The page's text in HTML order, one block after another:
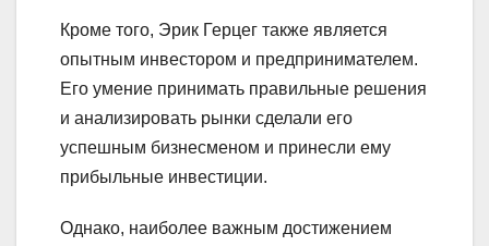
Кроме того, Эрик Герцег также является
опытным инвестором и предпринимателем.
Его умение принимать правильные решения
и анализировать рынки сделали его
успешным бизнесменом и принесли ему
прибыльные инвестиции.
Однако, наиболее важным достижением